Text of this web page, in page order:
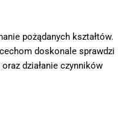
pożądanych kształtów.
doskonale sprawdzi
działanie czynników